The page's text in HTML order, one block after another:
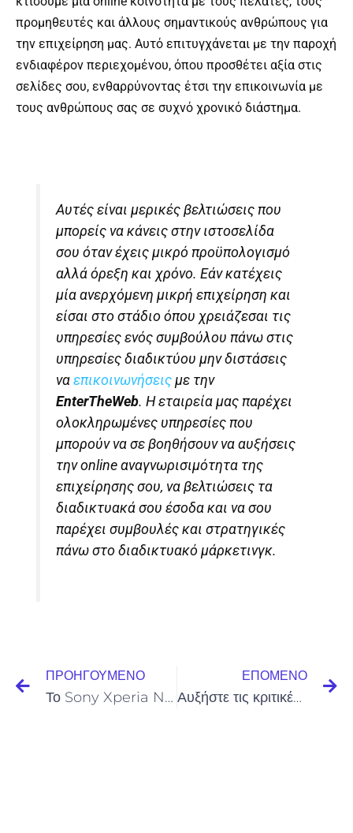
προμηθευτές και άλλους σημαντικούς ανθρώπους για
την επιχείρηση μας. Αυτό επιτυγχάνεται με την παροχή
ενδιαφέρον περιεχομένου, όπου προσθέτει αξία στις
σελίδες σου, ενθαρρύνοντας έτσι την επικοινωνία με
τους ανθρώπους σας σε συχνό χρονικό διάστημα.
Αυτές είναι μερικές βελτιώσεις που
μπορείς να κάνεις στην ιστοσελίδα
σου όταν έχεις μικρό προϋπολογισμό
αλλά όρεξη και χρόνο. Εάν κατέχεις
μία ανερχόμενη μικρή επιχείρηση και
είσαι στο στάδιο όπου χρειάζεσαι τις
υπηρεσίες ενός συμβούλου πάνω στις
υπηρεσίες διαδικτύου μην διστάσεις
ναεπικοινωνήσειςμε την
EnterTheWeb. Η εταιρεία μας παρέχει
ολοκληρωμένες υπηρεσίες που
μπορούν να σε βοηθήσουν να αυξήσεις
την online αναγνωρισιμότητα της
επιχείρησης σου, να βελτιώσεις τα
διαδικτυακά σου έσοδα και να σου
παρέχει συμβουλές και στρατηγικές
πάνω στο διαδικτυακό μάρκετινγκ.
ΠΡΟΗΓΟΎΜΕΝΟ
Το Sony Xperia Neo L MT25i με Android 4.0
ΕΠΌΜΕΝΟ
Αυξήστε τις κριτικές που αφήνουν οι πελάτες του ξενοδοχείου σας.